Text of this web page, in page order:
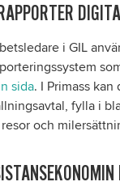
i GIL
sida. I Primass
fylla i
och